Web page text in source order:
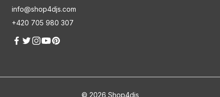
info@shop4djs.com
+420 705 980 307
© 2026 Shop4djs